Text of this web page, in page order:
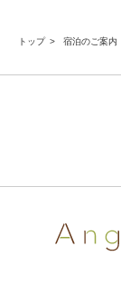
トップ 宿泊のご案内